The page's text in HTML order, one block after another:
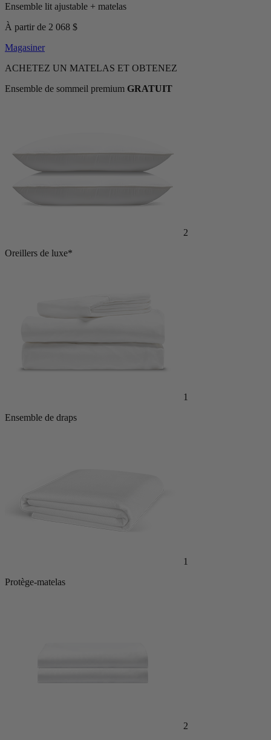
Ensemble lit ajustable + matelas
À partir de 2 068 $
Magasiner
ACHETEZ UN MATELAS ET OBTENEZ
Ensemble de sommeil premium GRATUIT
2
Oreillers de luxe*
1
Ensemble de draps
1
Protège-matelas
2